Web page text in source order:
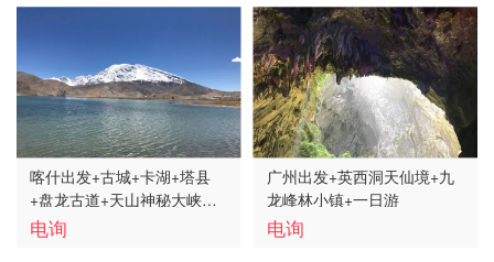
团A线
喀什出发+古城+卡湖+塔县
+盘龙古道+天山神秘大峡谷
+克孜尔+胡杨林+罗布人村寨
+乌鲁木齐结束+6日5晚小团
电询
广州出发+英西洞天仙境+九
龙峰林小镇+一日游
电询